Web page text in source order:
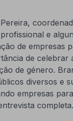
e
de empresas
de
de género.
diversos e
empresas
completa.